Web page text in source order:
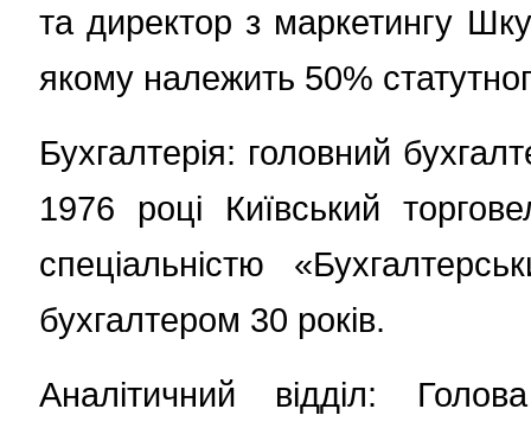
та директор з маркетингу
якому належить 50%
Бухгалтерія: головний
1976 році Київський
спеціальністю
бухгалтером 30 років.
Аналітичний відділ: